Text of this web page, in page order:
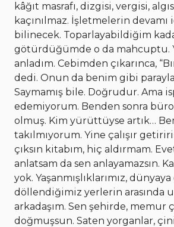
kâğıt masrafı, dizgisi, vergisi,
kaçınılmaz. İşletmelerin devamı
bilinecek. Toparlayabildiğim
götürdüğümde o da mahcuptu.
anladım. Cebimden çıkarınca,
dedi. Onun da benim gibi
Saymamış bile. Doğrudur. Ama
edemiyorum. Benden sonra
olmuş. Kim yürüttüyse artık…
takılmıyorum. Yine çalışır
çıksın kitabım, hiç aldırmam.
anlatsam da sen anlayamazsın.
yok. Yaşanmışlıklarımız,
döllendiğimiz yerlerin arasında
arkadaşım. Sen şehirde, memur
doğmuşsun. Saten yorganlar,